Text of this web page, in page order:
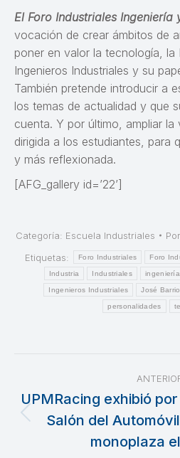
El Foro Industriales Ingeniería
vocación de crear ámbitos de
poner en valor la tecnología, la
Ingenieros Industriales y su
También pretende introducir a
los temas de actualidad y que
cuenta. Y por último, ampliar la
dirigida a los estudiantes, para
y más reflexionada.
[AFG_gallery id=’22’]
Categoría: Escuela Industriales Por
Etiquetas:
Foro Industriales Foro
Industria Industriales
Ingenieros Industriales José
personalidades
Navegación
entre
publicaciones
UPMRacing exhibió
Salón del
monoplaza